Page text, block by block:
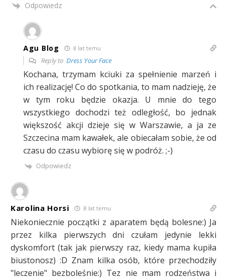
Odpowiedz
Agu Blog 8 lat temu
Reply to Dress Your Face
Kochana, trzymam kciuki za spełnienie marzeń i
ich realizację! Co do spotkania, to mam nadzieję, że
w tym roku będzie okazja. U mnie do tego
wszystkiego dochodzi też odległość, bo jednak
większość akcji dzieje się w Warszawie, a ja ze
Szczecina mam kawałek, ale obiecałam sobie, że od
czasu do czasu wybiorę się w podróż. ;-)
Odpowiedz
Karolina Horsi 8 lat temu
Niekoniecznie początki z aparatem będą bolesne:) Ja
przez kilka pierwszych dni czułam jedynie lekki
dyskomfort (tak jak pierwszy raz, kiedy mama kupiła
biustonosz) :D Znam kilka osób, które przechodziły
"leczenie" bezboleśnie:) Tez nie mam rodzeństwa i